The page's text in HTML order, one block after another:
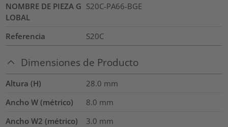
NOMBRE DE PIEZA G
LOBAL
S20C-PA66-BGE
Referencia S20C
Dimensiones de Producto
Altura (H) 28.0 mm
Ancho W (métrico)
8.0 mm
Ancho W2 (métrico)
3.0 mm